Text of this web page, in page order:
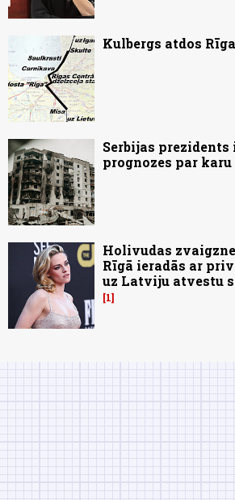
Kulbergs atdos
Serbijas prezidents
prognozes par
Holivudas
Rīgā ieradās ar
uz Latviju atvestu
1